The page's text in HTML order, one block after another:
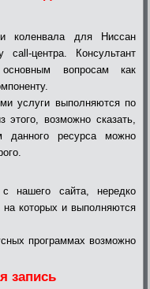
коленвала для Ниссан
центра. Консультант
вопросам как
услуги выполняются по
этого, возможно сказать,
данного ресурса можно
нашего сайта, нередко
которых и выполняются
программах возможно
запись